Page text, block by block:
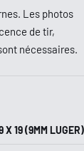
Les photos
de tir,
nécessaires.
X 19 (9MM LUGER)